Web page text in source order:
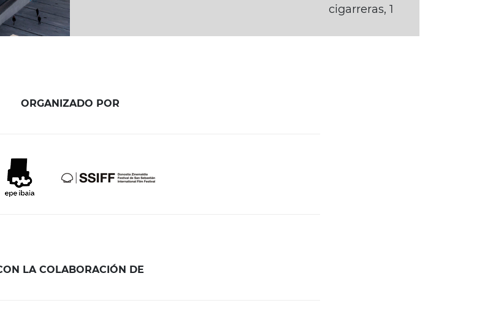
cigarreras, 1
ORGANIZADO POR
LA COLABORACIÓN DE